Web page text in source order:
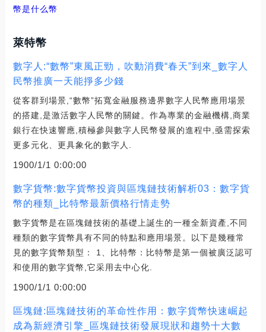
幣是什么幣
萊特幣
數字人:“數幣”東風正勁，吹動消費“春天”到來_數字人
民幣推廣一天能掙多少錢
從客群到場景,“數幣”拓寬金融服務邊界數字人民幣應用場景
的搭建,是激活數字人民幣的關鍵。作為專業的金融機構,商業
銀行在快速響應,積極參與數字人民幣發展的進程中,亟需探索
更多元化、更具象化的數字人.
1900/1/1 0:00:00
數字貨幣:數字貨幣投資與區塊鏈技術解析03：數字貨
幣的種類_比特幣最新價格行情走勢
數字貨幣是在區塊鏈技術的基礎上誕生的一種全新資產,不同
種類的數字貨幣具有不同的特點和應用場景。以下是幾種常
見的數字貨幣類型： 1、比特幣：比特幣是第一個被廣泛認可
和使用的數字貨幣,它采用去中心化.
1900/1/1 0:00:00
區塊鏈:區塊鏈技術的革命性作用：數字貨幣快速崛起
成為新經濟引擎_區塊鏈技術發展現狀和趨勢十大數